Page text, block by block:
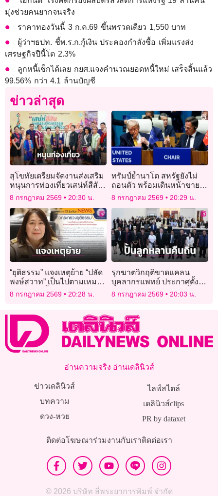
มุ่งช่วยคนยากจนจริง
ราคาทองวันนี้ 3 ก.ค.69 ขึ้นพรวดเดียว 1,550 บาท
ผู้ว่าฯธปท. ชี้พ.ร.ก.กู้เงิน ประคองกำลังซื้อ เพิ่มแรงส่ง
เศรษฐกิจปีนี้โต 2.3%
ลูกหนี้เช็กได้เลย กยศ.แจงคำนวณยอดหนี้ใหม่ เสร็จสิ้นแล้ว
99.56% กว่า 4.1 ล้านบัญชี
ข่าวล่าสุด
สุโขทัยเตรียมจัดงานส่งเสริม
หนุนการท่องเที่ยวเสน่ห์สีสัน
มหกรรมวัฒนธรรมชาติพันธุ์
8 กรกฎาคม 2569 20:30 น.
ทรัมป์ย้ำนาโต สหรัฐยังไม่
ถอนตัว พร้อมเดินหน้าขาย
อาวุธให้พันธมิตร
8 กรกฎาคม 2569 20:29 น.
“ยุติธรรม” แจงเหตุย้าย “ปลัด
พงษ์สวาท” เป็นไปตามเหมาะ
สม-นั่งเก้าอี้ครบ 4 ปี
8 กรกฎาคม 2569 20:28 น.
รุกฆาตวิกฤติขาดแคลน
บุคลากรแพทย์ ประกาศตั้ง
‘คณะพยาบาลศาสตร์’ ปั้นลูก
หลานคืนถิ่น
8 กรกฎาคม 2569 20:03 น.
อ่านความจริง อ่านเดลินิวส์
ข่าวเดลินิวส์
บทความ
ดวง-หวย
ไลฟ์สไตล์
เดลินิวส์clips
PR by dataxet
ติดต่อโฆษณาร่วมงานกับเราติดต่อเรา
© 2026 บริษัท สี่พระยาการพิมพ์ จำกัด